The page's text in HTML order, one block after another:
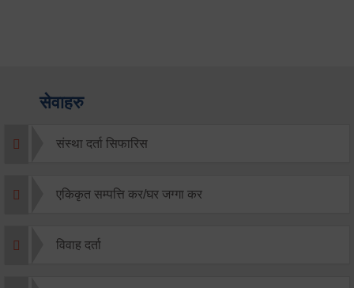
सेवाहरु
संस्था दर्ता सिफारिस
एकिकृत सम्पत्ति कर/घर जग्गा कर
विवाह दर्ता